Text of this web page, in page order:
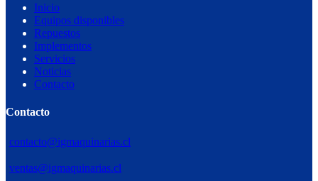
Inicio
Equipos disponibles
Repuestos
Implementos
Servicios
Noticias
Contacto
Contacto
contacto@igmaquinarias.cl
ventas@igmaquinarias.cl